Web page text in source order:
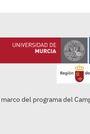
del programa del